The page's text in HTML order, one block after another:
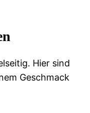
Hier sind
Geschmack